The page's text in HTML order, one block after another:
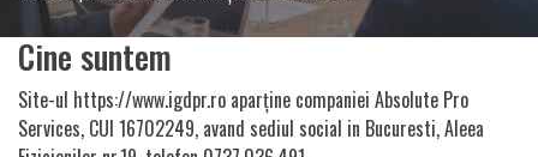
Cine suntem
Site-ul https://www.igdpr.ro aparține companiei Absolute Pro
Services, CUI 16702249, avand sediul social in Bucuresti, Aleea